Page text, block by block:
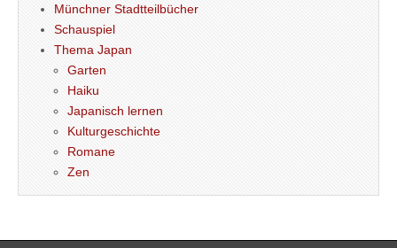
Münchner Stadtteilbücher
Schauspiel
Thema Japan
Garten
Haiku
Japanisch lernen
Kulturgeschichte
Romane
Zen